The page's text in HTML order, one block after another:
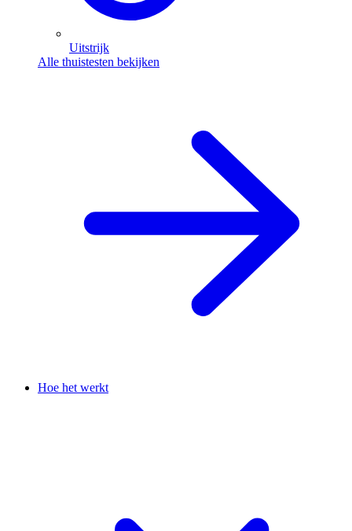
Uitstrijk
Alle thuistesten bekijken
Hoe het werkt